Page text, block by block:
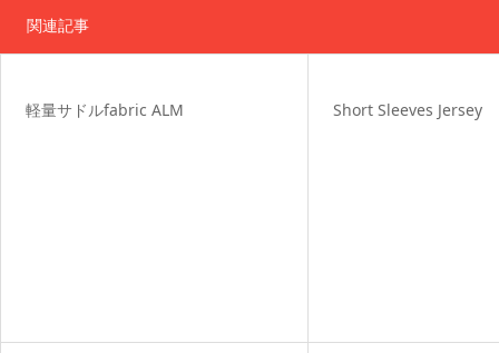
関連記事
軽量サドルfabric ALM Short Sleeves Jersey